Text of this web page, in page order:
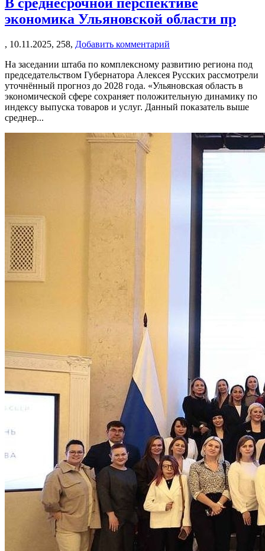
В среднесрочной перспективе
экономика Ульяновской области пр
, 10.11.2025, 258, Добавить комментарий
На заседании штаба по комплексному развитию региона под
председательством Губернатора Алексея Русских рассмотрели
уточнённый прогноз до 2028 года. «Ульяновская область в
экономической сфере сохраняет положительную динамику по
индексу выпуска товаров и услуг. Данный показатель выше
среднер...